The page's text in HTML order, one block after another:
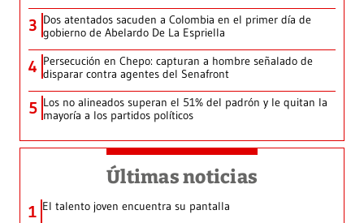
3 Dos atentados sacuden a Colombia en el primer día de
gobierno de Abelardo De La Espriella
4 Persecución en Chepo: capturan a hombre señalado de
disparar contra agentes del Senafront
5 Los no alineados superan el 51% del padrón y le quitan la
mayoría a los partidos políticos
Últimas noticias
1 El talento joven encuentra su pantalla​